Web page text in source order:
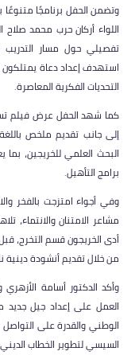
وتضمن الحفل برنامجًا متنوعًا
اللواء أركان حرب محمد
تفصيلي حول مسار التدريب
استهدف إعداد دعاة يمتلكون
التحديات الفكرية المعاصرة.
كما شهد الحفل عرض فيلم
إلى جانب تقديم ملخص
البحث العلمي للخريجين،
برامج التأهيل.
وفي أجواء امتزجت بالفخر
مشاعر الامتنان والانتماء،
أدى الخريجون قسم التخرج،
من خلال تقديم أنشودة دينية
وأكد الدكتور أسامة الأزهري
العمل على إعداد جيل جديد
الوطني والقدرة على التواصل
السيسي لتطوير الخطاب